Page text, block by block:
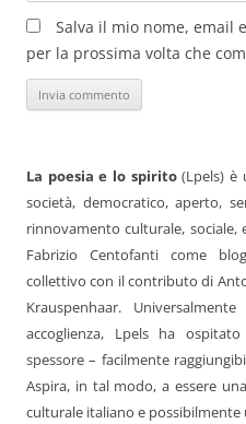
Salva il mio nome, email
per la prossima volta che
La poesia e lo spirito(Lpels) è
società, democratico, aperto,
rinnovamento culturale,
Fabrizio Centofanti come
collettivo con il contributo di
Krauspenhaar.
accoglienza, Lpels ha
spessore – facilmente
Aspira, in tal modo, a essere
culturale italiano e